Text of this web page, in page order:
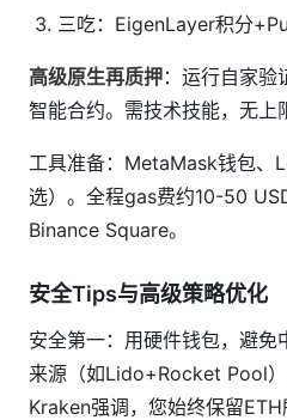
三吃：EigenLayer积分
高级原生再质押：运行自家验
智能合约。需技术技能，无上
工具准备：MetaMask钱包、
选）。全程gas费约10-50
Binance Square。
安全Tips与高级策略优化
安全第一：用硬件钱包，避
来源（如Lido+Rocket Pool）
Kraken强调，您始终保留ETH